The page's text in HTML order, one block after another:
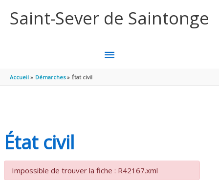
Saint-Sever de Saintonge
MENU
Accueil Démarches État civil
État civil
Impossible de trouver la fiche : R42167.xml